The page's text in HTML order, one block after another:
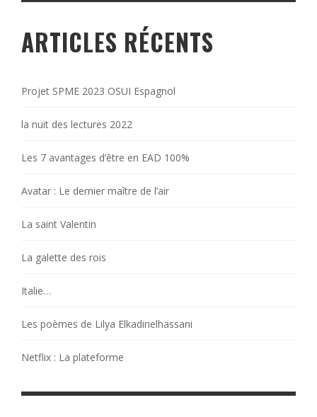
ARTICLES RÉCENTS
Projet SPME 2023 OSUI Espagnol
la nuit des lectures 2022
Les 7 avantages d’être en EAD 100%
Avatar : Le dernier maître de l’air
La saint Valentin
La galette des rois
Italie…
Les poèmes de Lilya Elkadirielhassani
Netflix : La plateforme